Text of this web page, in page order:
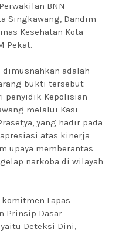
BNN
Singkawang, Dandim
Kesehatan Kota
Pekat.
adalah
bukti tersebut
penyidik Kepolisian
melalui Kasi
yang hadir pada
atas kinerja
upaya memberantas
narkoba di wilayah
Lapas
Prinsip Dasar
Deteksi Dini,